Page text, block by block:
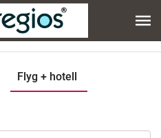
Flyg + hotell